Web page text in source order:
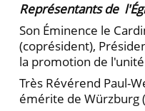
Représentants de
Son Éminence le
(coprésident),
la promotion de
Très Révérend Paul-
émérite de Würzburg